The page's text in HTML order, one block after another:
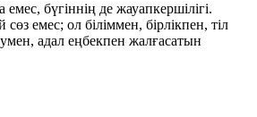
бүгіннің де жауапкершілігі.
емес; ол біліммен, бірлікпен, тіл
адал еңбекпен жалғасатын